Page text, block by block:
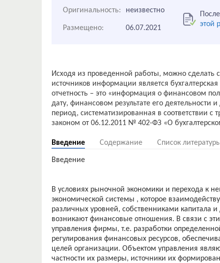
Оригинальность: неизвестно
этой
Размещено: 06.07.2021
Исходя из проведенной работы, можно
источников информации является
отчетность – это «информация о финансовом
дату, финансовом результате его
период, систематизированная в соответствии
Введение Содержание Список
Введение
В условиях рыночной экономики и перехода к
экономической системы , которое
различных уровней, собственниками капитала
возникают финансовые отношения. В связи с
управления фирмы, т.е. разработки
регулирования финансовых ресурсов,
целей организации. Объектом управления
частности их размеры, источники их